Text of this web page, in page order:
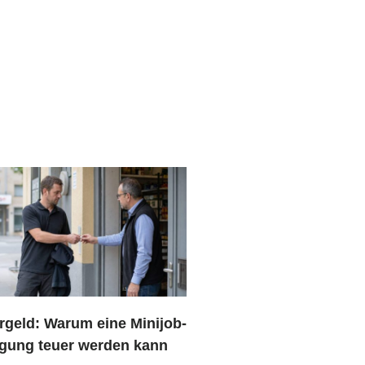
Warum eine Minijob-
teuer werden kann